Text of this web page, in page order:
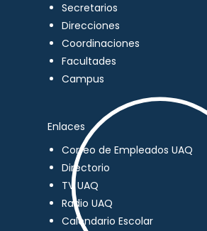
Secretarios
Direcciones
Coordinaciones
Facultades
Campus
Enlaces
Correo de Empleados UAQ
Directorio
TV UAQ
Radio UAQ
Calendario Escolar